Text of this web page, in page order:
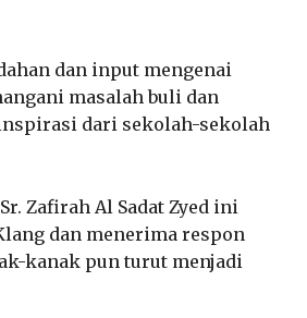
dan input mengenai
masalah buli dan
dari sekolah-sekolah
Zafirah Al Sadat Zyed ini
dan menerima respon
kanak pun turut menjadi